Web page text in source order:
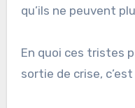
qu’ils ne peuvent
En quoi ces tristes
sortie de crise,